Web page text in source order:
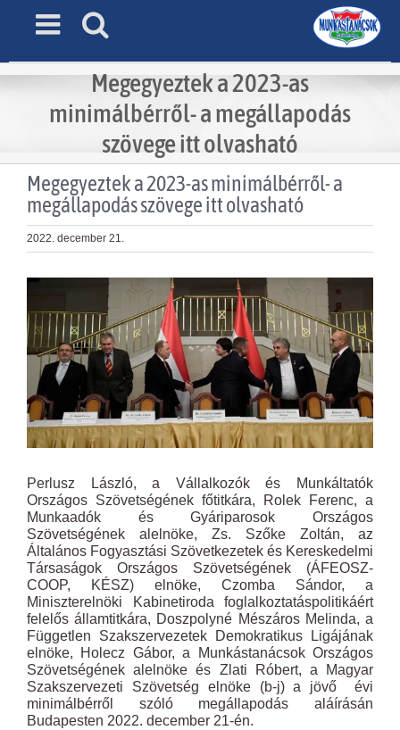
Megegyeztek a 2023-as
minimálbérről- a megállapodás
szövege itt olvasható
Megegyeztek a 2023-as minimálbérről- a
megállapodás szövege itt olvasható
2022. december 21.
View
Image
Perlusz László, a Vállalkozók és Munkáltatók
Országos Szövetségének főtitkára, Rolek Ferenc, a
Munkaadók és Gyáriparosok Országos
Szövetségének alelnöke, Zs. Szőke Zoltán, az
Általános Fogyasztási Szövetkezetek és Kereskedelmi
Társaságok Országos Szövetségének (ÁFEOSZ-
COOP, KÉSZ) elnöke, Czomba Sándor, a
Miniszterelnöki Kabinetiroda foglalkoztatáspolitikáért
felelős államtitkára, Doszpolyné Mészáros Melinda, a
Független Szakszervezetek Demokratikus Ligájának
elnöke, Holecz Gábor, a Munkástanácsok Országos
Szövetségének alelnöke és Zlati Róbert, a Magyar
Szakszervezeti Szövetség elnöke (b-j) a jövő évi
minimálbérről szóló megállapodás aláírásán
Budapesten 2022. december 21-én.